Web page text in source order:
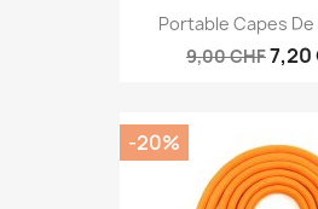
Portable Capes De
9,00 CHF7,20
-20%